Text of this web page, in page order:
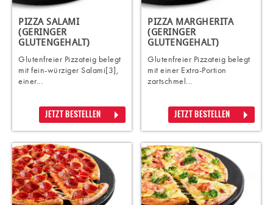
PIZZA SALAMI
(GERINGER
GLUTENGEHALT)
Glutenfreier Pizzateig belegt
mit fein-würziger Salami[3],
einer...
JETZT BESTELLEN
PIZZA MARGHERITA
(GERINGER
GLUTENGEHALT)
Glutenfreier Pizzateig belegt
mit einer Extra-Portion
zartschmel...
JETZT BESTELLEN